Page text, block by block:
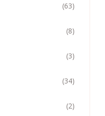
(63)
(8)
(3)
(34)
(2)